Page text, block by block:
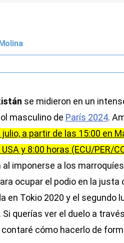
se midieron en un
masculino de París 2024.
a partir de las 15:00 en
y 8:00 horas (ECU/PER/
al imponerse a los
ocupar el podio en la justa
en Tokio 2020 y el segundo
querías ver el duelo a
cómo hacerlo de